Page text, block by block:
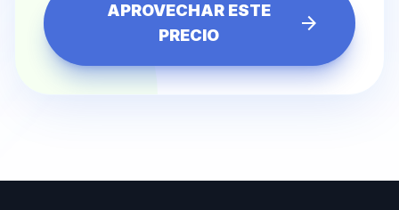
APROVECHAR ESTE
PRECIO
arrow_forward